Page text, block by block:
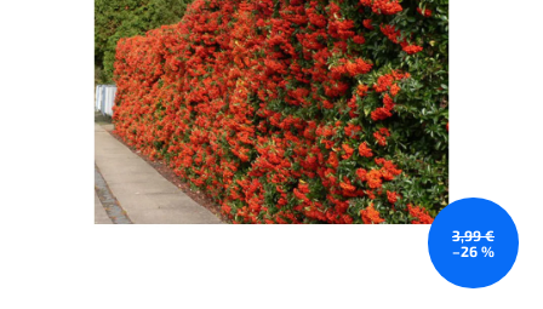
3,99 €
–26 %